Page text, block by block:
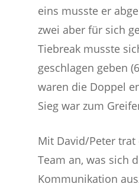
eins musste er
zwei aber für sich
Tiebreak musste
geschlagen geben
waren die Doppel
Sieg war zum
Mit David/Peter trat
Team an, was sich
Kommunikation